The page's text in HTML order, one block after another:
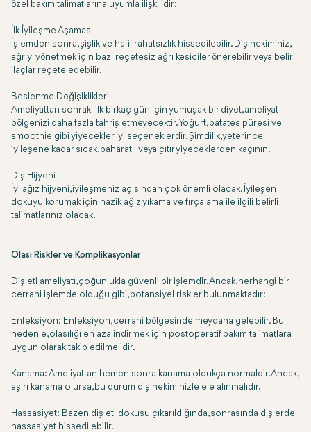
özel bakım talimatlarına uyumla ilişkilidir:
İlk İyileşme Aşaması
İşlemden sonra, şişlik ve hafif rahatsızlık hissedilebilir. Diş hekiminiz,
ağrıyı yönetmek için bazı reçetesiz ağrı kesiciler önerebilir veya belirli
ilaçlar reçete edebilir.
Beslenme Değişiklikleri
Ameliyattan sonraki ilk birkaç gün için yumuşak bir diyet, ameliyat
bölgenizi daha fazla tahriş etmeyecektir. Yoğurt, patates püresi ve
smoothie gibi yiyecekler iyi seçeneklerdir. Şimdilik, yeterince
iyileşene kadar sıcak, baharatlı veya çıtır yiyeceklerden kaçının.
Diş Hijyeni
İyi ağız hijyeni, iyileşmeniz açısından çok önemli olacak. İyileşen
dokuyu korumak için nazik ağız yıkama ve fırçalama ile ilgili belirli
talimatlarınız olacak.
Olası Riskler ve Komplikasyonlar
Diş eti ameliyatı, çoğunlukla güvenli bir işlemdir. Ancak, herhangi bir
cerrahi işlemde olduğu gibi, potansiyel riskler bulunmaktadır:
Enfeksiyon: Enfeksiyon, cerrahi bölgesinde meydana gelebilir. Bu
nedenle, olasılığı en aza indirmek için postoperatif bakım talimatlara
uygun olarak takip edilmelidir.
Kanama: Ameliyattan hemen sonra kanama oldukça normaldir. Ancak,
aşırı kanama olursa, bu durum diş hekiminizle ele alınmalıdır.
Hassasiyet: Bazen diş eti dokusu çıkarıldığında, sonrasında dişlerde
hassasiyet hissedilebilir.